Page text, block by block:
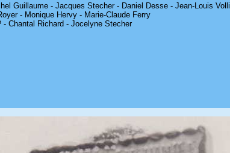
Guillaume - Jacques Stecher - Daniel Desse - Jean-Louis Volli
- Monique Hervy - Marie-Claude Ferry
Chantal Richard - Jocelyne Stecher